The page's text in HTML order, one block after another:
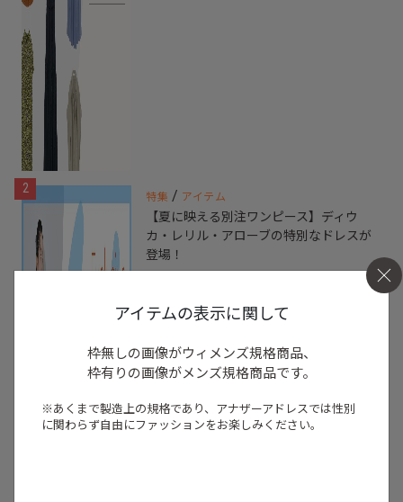
2 特集 / アイテム
【夏に映える別注ワンピース】ディウ
カ・レリル・アローブの特別なドレスが
登場！
アイテムの表示に関して
枠無しの画像がウィメンズ規格商品、
枠有りの画像がメンズ規格商品です。
※あくまで製造上の規格であり、アナザーアドレスでは性別
に関わらず自由にファッションをお楽しみください。